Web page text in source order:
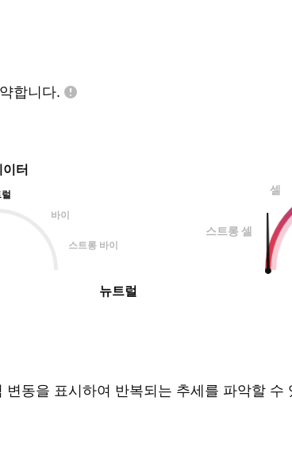
합니다.
터
바이
스트롱 바이
뉴트럴
셀
스트롱 셀
변동을 표시하여 반복되는 추세를 파악할 수